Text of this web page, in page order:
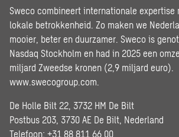
Sweco combineert internationale expertise
lokale betrokkenheid. Zo maken we
mooier, beter en duurzamer. Sweco is
Nasdaq Stockholm en had in 2025 een
miljard Zweedse kronen (2,9 miljard euro).
www.swecogroup.com
De Holle Bilt 22, 3732 HM De Bilt
Postbus 203, 3730 AE De Bilt, Nederland
Telefoon: +31 88 811 66 00